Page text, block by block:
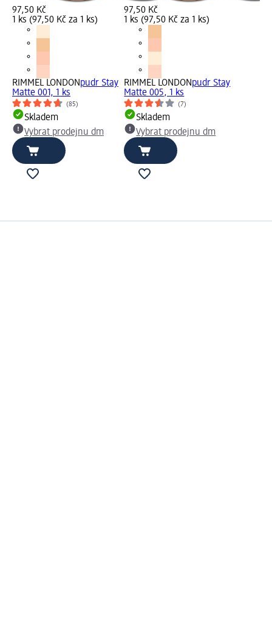
97,50 Kč
1 ks (97,50 Kč za 1 ks)
RIMMEL LONDONpudr Stay
Matte 001, 1 ks
(85)
Skladem
Vybrat prodejnu dm
97,50 Kč
1 ks (97,50 Kč za 1 ks)
RIMMEL LONDONpudr Stay
Matte 005, 1 ks
(7)
Skladem
Vybrat prodejnu dm